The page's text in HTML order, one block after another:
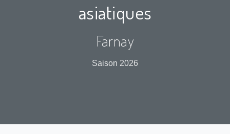
asiatiques
Farnay
Saison 2026